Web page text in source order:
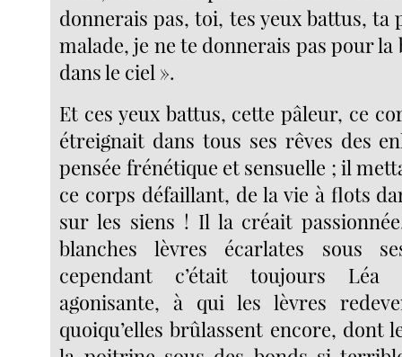
donnerais pas, toi, tes yeux battus, ta
malade, je ne te donnerais pas pour la
dans le ciel ».
Et ces yeux battus, cette pâleur, ce
étreignait dans tous ses rêves des
pensée frénétique et sensuelle ; il
ce corps défaillant, de la vie à flots
sur les siens ! Il la créait
blanches lèvres écarlates sous
cependant c’était toujours Léa
agonisante, à qui les lèvres
quoiqu’elles brûlassent encore, dont